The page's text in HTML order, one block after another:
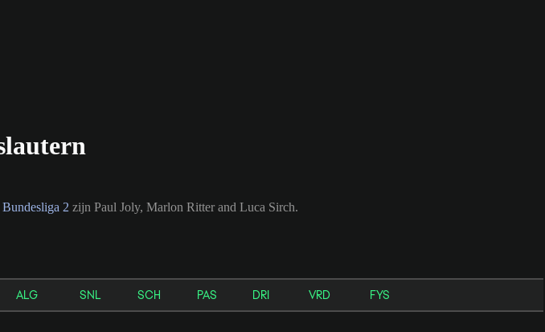
Bundesliga 2 zijn Paul Joly, Marlon Ritter and Luca Sirch.
ALG SNL SCH PAS DRI VRD FYS